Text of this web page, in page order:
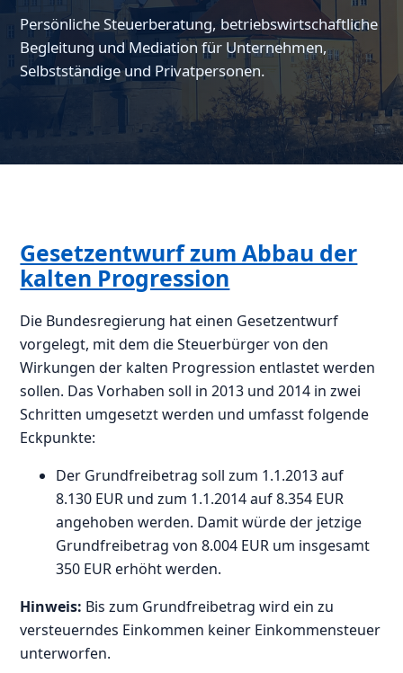
Persönliche Steuerberatung, betriebswirtschaftliche
Begleitung und Mediation für Unternehmen,
Selbstständige und Privatpersonen.
Gesetzentwurf zum Abbau der
kalten Progression
Die Bundesregierung hat einen Gesetzentwurf
vorgelegt, mit dem die Steuerbürger von den
Wirkungen der kalten Progression entlastet werden
sollen. Das Vorhaben soll in 2013 und 2014 in zwei
Schritten umgesetzt werden und umfasst folgende
Eckpunkte:
Der Grundfreibetrag soll zum 1.1.2013 auf
8.130 EUR und zum 1.1.2014 auf 8.354 EUR
angehoben werden. Damit würde der jetzige
Grundfreibetrag von 8.004 EUR um insgesamt
350 EUR erhöht werden.
Hinweis: Bis zum Grundfreibetrag wird ein zu
versteuerndes Einkommen keiner Einkommensteuer
unterworfen.